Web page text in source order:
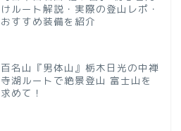
けルート解説・実際の登山レポ・
おすすめ装備を紹介
百名山『男体山』栃木日光の中禅
寺湖ルートで絶景登山 富士山を
求めて！